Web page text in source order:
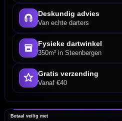
Deskundig advies
Van echte darters
Fysieke dartwinkel
350m² in Steenbergen
Gratis verzending
Vanaf €40
Betaal veilig met